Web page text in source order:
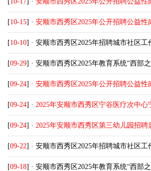
[10-15] · 安顺市西秀区2025年公开招聘公益性
[10-10] · 安顺市西秀区2025年招聘城市社区工
[09-29] · 安顺市西秀区2025年教育系统“西部
[09-24] · 安顺市西秀区2025年公开招聘公益性
[09-24] · 2025年安顺市西秀区宁谷医疗次中心
[09-24] · 2025年安顺市西秀区第三幼儿园招聘
[09-22] · 安顺市西秀区2025年招聘城市社区
[09-18] · 安顺市西秀区2025年教育系统“西部